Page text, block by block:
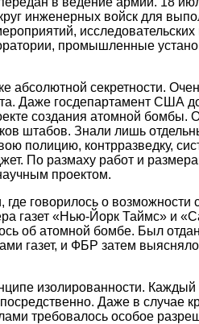
инженерных войск для
исследовательских
промышленные
абсолютной секретности.
Даже госдепартамент США
создания атомной бомбы.
штабов. Знали лишь
полицию, контрразведку,
По размаху работ и
проектом.
говорилось о возможности
газет «Нью-Йорк Таймс» и
об атомной бомбе. Был
газет, и ФБР затем выясняло
изолированности. Каждый
Даже в случае
требовалось особое